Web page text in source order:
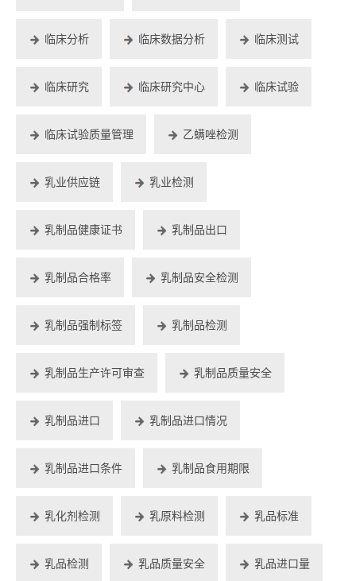
临床分析 临床数据分析 临床测试
临床研究 临床研究中心 临床试验
临床试验质量管理 乙螨唑检测
乳业供应链 乳业检测
乳制品健康证书 乳制品出口
乳制品合格率 乳制品安全检测
乳制品强制标签 乳制品检测
乳制品生产许可审查 乳制品质量安全
乳制品进口 乳制品进口情况
乳制品进口条件 乳制品食用期限
乳化剂检测 乳原料检测 乳品标准
乳品检测 乳品质量安全 乳品进口量